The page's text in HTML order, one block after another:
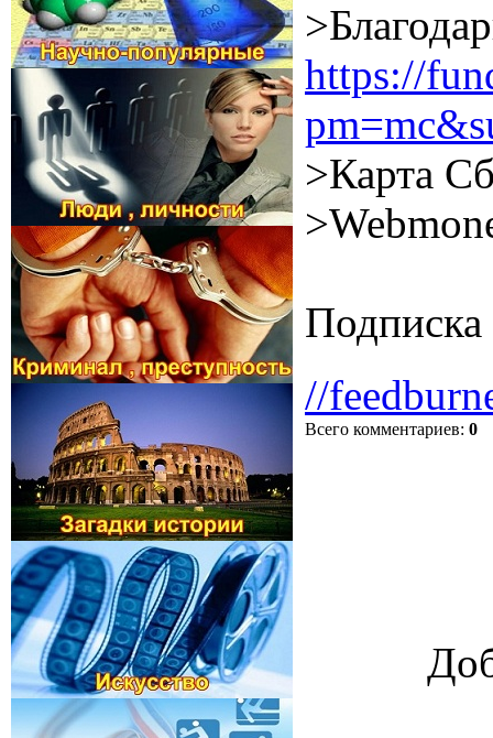
https://
>Карта
Подписка
//
Всего комментариев: 0